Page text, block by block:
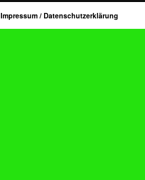
Impressum / Datenschutzerklärung